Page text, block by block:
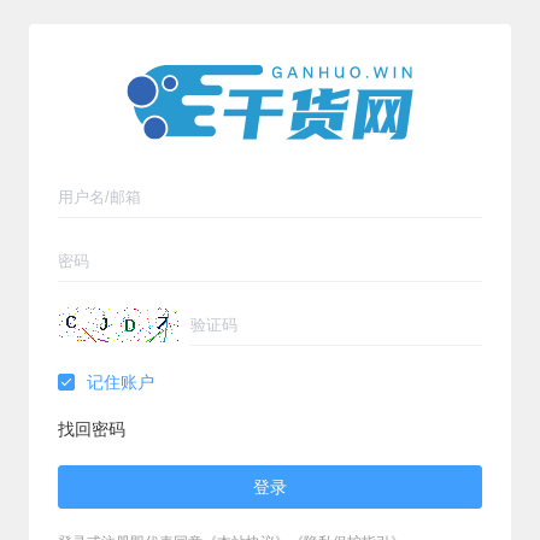
记住账户
找回密码
登录